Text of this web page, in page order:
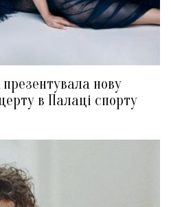
презентувала нову
в Палаці спорту